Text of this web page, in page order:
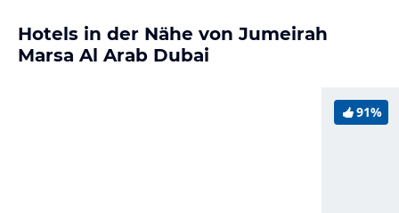
Hotels in der Nähe von Jumeirah
Marsa Al Arab Dubai
91%